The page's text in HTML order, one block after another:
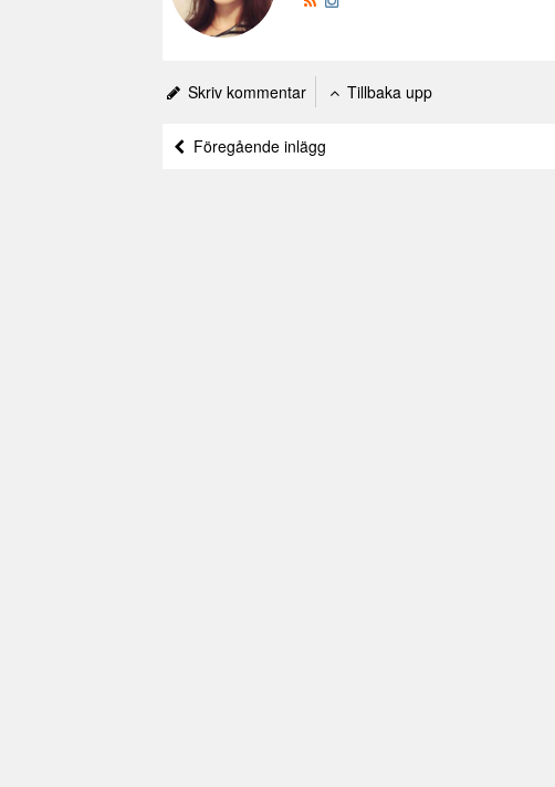
Skriv kommentar Tillbaka upp
Föregående inlägg